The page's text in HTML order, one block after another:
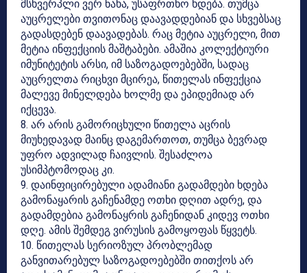
მსხვერპლი ვერ ნახა, უსაფრთხო ხდება. თუმცა
აუცრელები თვითონაც დაავადდებიან და სხვებსაც
გადასდებენ დაავადებას. რაც მეტია აუცრელი, მით
მეტია ინფექციის მაშტაბები. ამაშია კოლექტიური
იმუნიტეტის არსი, იმ საზოგადოებებში, სადაც
აუცრელთა რიცხვი მცირეა, წითელას ინფექცია
მალევე მინელდება ხოლმე და ეპიდემიად არ
იქცევა.
8. არ არის გამორიცხული წითელა აცრის
მიუხედავად მაინც დაგემართოთ, თუმცა ბევრად
უფრო ადვილად ჩაივლის. შესაძლოა
უსიმპტომოდაც კი.
9. დაინფიცირებული ადამიანი გადამდები ხდება
გამონაყარის გაჩენამდე ოთხი დღით ადრე, და
გადამდებია გამონაყრის გაჩენიდან კიდევ ოთხი
დღე. ამის შემდეგ ვირუსის გამოყოფას წყვეტს.
10. წითელას სერიოზულ პრობლემად
განვითარებულ საზოგადოებებში თითქოს არ